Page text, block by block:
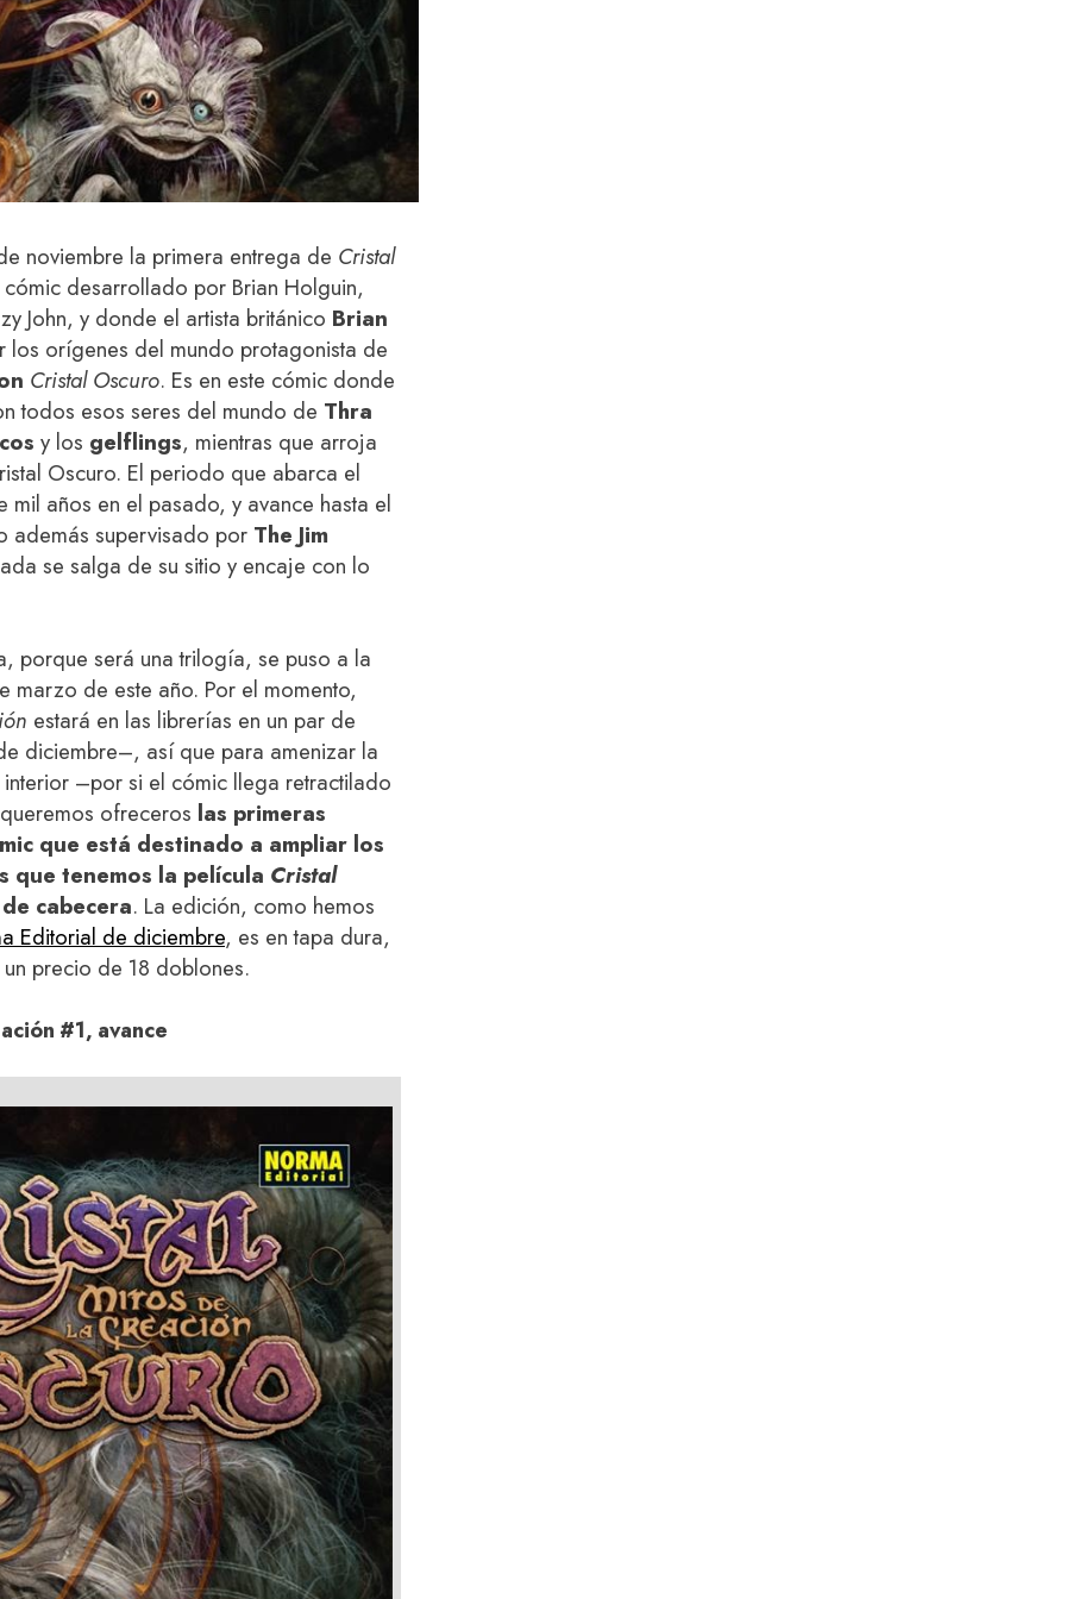
noviembre la primera entrega de Cristal
desarrollado por Brian Holguin,
John, y donde el artista británico Brian
los orígenes del mundo protagonista de
Cristal Oscuro. Es en este cómic donde
todos esos seres del mundo de Thra
y los gelflings, mientras que arroja
Oscuro. El periodo que abarca el
años en el pasado, y avance hasta el
además supervisado por The Jim
se salga de su sitio y encaje con lo
porque será una trilogía, se puso a la
marzo de este año. Por el momento,
estará en las librerías en un par de
diciembre–, así que para amenizar la
–por si el cómic llega retractilado
ofreceros las primeras
que está destinado a ampliar los
tenemos la película Cristal
cabecera. La edición, como hemos
Editorial de diciembre, es en tapa dura,
precio de 18 doblones.
#1, avance